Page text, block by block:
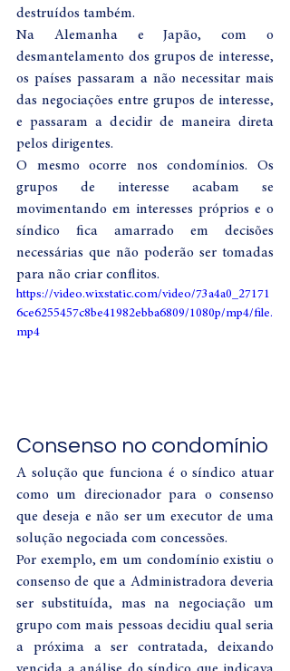
destruídos também.
Na Alemanha e Japão, com o
desmantelamento dos grupos de interesse,
os países passaram a não necessitar mais
das negociações entre grupos de interesse,
e passaram a decidir de maneira direta
pelos dirigentes.
O mesmo ocorre nos condomínios. Os
grupos de interesse acabam se
movimentando em interesses próprios e o
síndico fica amarrado em decisões
necessárias que não poderão ser tomadas
para não criar conflitos.
https://video.wixstatic.com/video/73a4a0_27171
6ce6255457c8be41982ebba6809/1080p/mp4/file.
mp4
Consenso no condomínio
A solução que funciona é o síndico atuar
como um direcionador para o consenso
que deseja e não ser um executor de uma
solução negociada com concessões.
Por exemplo, em um condomínio existiu o
consenso de que a Administradora deveria
ser substituída, mas na negociação um
grupo com mais pessoas decidiu qual seria
a próxima a ser contratada, deixando